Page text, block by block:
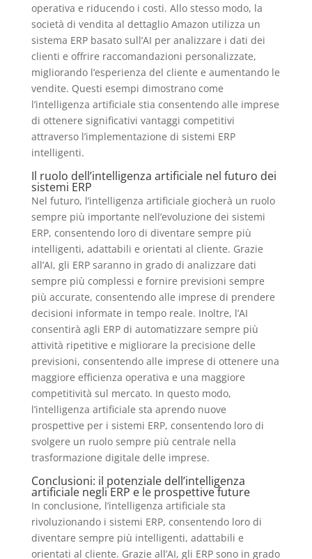
operativa e riducendo i costi. Allo stesso modo, la
società di vendita al dettaglio Amazon utilizza un
sistema ERP basato sull’AI per analizzare i dati dei
clienti e offrire raccomandazioni personalizzate,
migliorando l’esperienza del cliente e aumentando le
vendite. Questi esempi dimostrano come
l’intelligenza artificiale stia consentendo alle imprese
di ottenere significativi vantaggi competitivi
attraverso l’implementazione di sistemi ERP
intelligenti.
Il ruolo dell’intelligenza artificiale nel futuro dei
sistemi ERP
Nel futuro, l’intelligenza artificiale giocherà un ruolo
sempre più importante nell’evoluzione dei sistemi
ERP, consentendo loro di diventare sempre più
intelligenti, adattabili e orientati al cliente. Grazie
all’AI, gli ERP saranno in grado di analizzare dati
sempre più complessi e fornire previsioni sempre
più accurate, consentendo alle imprese di prendere
decisioni informate in tempo reale. Inoltre, l’AI
consentirà agli ERP di automatizzare sempre più
attività ripetitive e migliorare la precisione delle
previsioni, consentendo alle imprese di ottenere una
maggiore efficienza operativa e una maggiore
competitività sul mercato. In questo modo,
l’intelligenza artificiale sta aprendo nuove
prospettive per i sistemi ERP, consentendo loro di
svolgere un ruolo sempre più centrale nella
trasformazione digitale delle imprese.
Conclusioni: il potenziale dell’intelligenza
artificiale negli ERP e le prospettive future
In conclusione, l’intelligenza artificiale sta
rivoluzionando i sistemi ERP, consentendo loro di
diventare sempre più intelligenti, adattabili e
orientati al cliente. Grazie all’AI, gli ERP sono in grado